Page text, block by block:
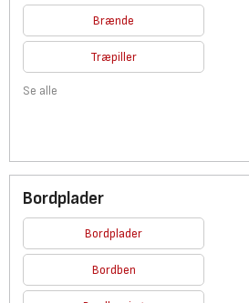
Brænde
Træpiller
Se alle
Bordplader
Bordplader
Bordben